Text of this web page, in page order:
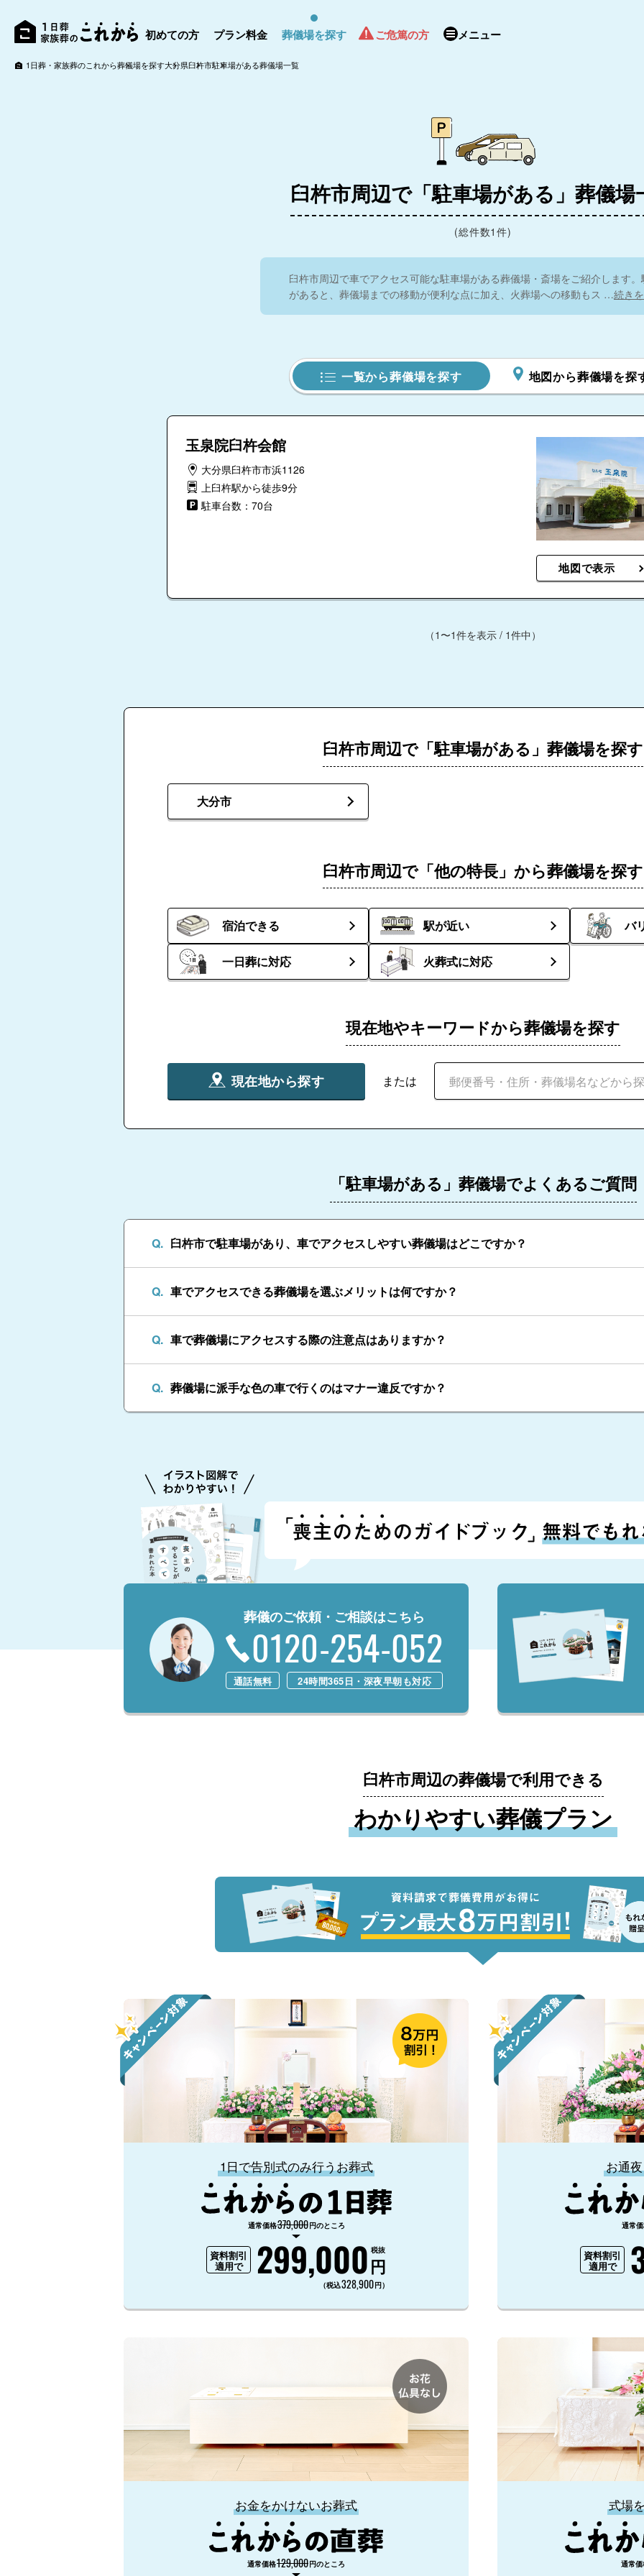
初めての方 プラン料金 葬儀場を探す ご危篤の方 メニュー
1日葬・家族葬のこれから葬儀場を探す大分県臼杵市駐車場がある葬儀場一覧
臼杵市周辺で「駐車場がある」葬儀場
(総件数1件)
臼杵市周辺で車でアクセス可能な駐車場がある葬儀場・斎場をご紹介します
があると、葬儀場までの移動が便利な点に加え、火葬場への移動もス …続き
一覧から葬儀場を探す 地図から葬儀場を探
玉泉院臼杵会館
大分県臼杵市市浜1126
上臼杵駅から徒歩9分
駐車台数：70台
地図で表示
（1〜1件を表示 / 1件中）
臼杵市周辺で「駐車場がある」葬儀場を探す
大分市
臼杵市周辺で「他の特長」から葬儀場を探す
宿泊できる 駅が近い バ
一日葬に対応 火葬式に対応
現在地やキーワードから葬儀場を探す
現在地から探す または
「駐車場がある」葬儀場でよくあるご質問
臼杵市で駐車場があり、車でアクセスしやすい葬儀場はどこですか？
車でアクセスできる葬儀場を選ぶメリットは何ですか？
車で葬儀場にアクセスする際の注意点はありますか？
葬儀場に派手な色の車で行くのはマナー違反ですか？
葬儀のご依頼・ご相談はこちら
0120-254-052
通話無料 24時間365日・深夜早朝も対応
臼杵市周辺の葬儀場で利用できる
わかりやすい葬儀プラン
1日で告別式のみ行うお葬式
通常価格379,000円のところ
資料割引
適用で 299,000円
税抜
（税込328,900円）
お通
通常
資料割引
適用で
お金をかけないお葬式
通常価格129,000円のところ
式場
通常価